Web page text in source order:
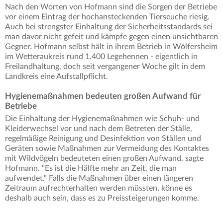
Nach den Worten von Hofmann sind die Sorgen der Betriebe
vor einem Eintrag der hochansteckenden Tierseuche riesig.
Auch bei strengster Einhaltung der Sicherheitsstandards sei
man davor nicht gefeit und kämpfe gegen einen unsichtbaren
Gegner. Hofmann selbst hält in ihrem Betrieb in Wölfersheim
im Wetteraukreis rund 1.400 Legehennen - eigentlich in
Freilandhaltung, doch seit vergangener Woche gilt in dem
Landkreis eine Aufstallpflicht.
Hygienemaßnahmen bedeuten großen Aufwand für
Betriebe
Die Einhaltung der Hygienemaßnahmen wie Schuh- und
Kleiderwechsel vor und nach dem Betreten der Ställe,
regelmäßige Reinigung und Desinfektion von Ställen und
Geräten sowie Maßnahmen zur Vermeidung des Kontaktes
mit Wildvögeln bedeuteten einen großen Aufwand, sagte
Hofmann. "Es ist die Hälfte mehr an Zeit, die man
aufwendet." Falls die Maßnahmen über einen längeren
Zeitraum aufrechterhalten werden müssten, könne es
deshalb auch sein, dass es zu Preissteigerungen komme.